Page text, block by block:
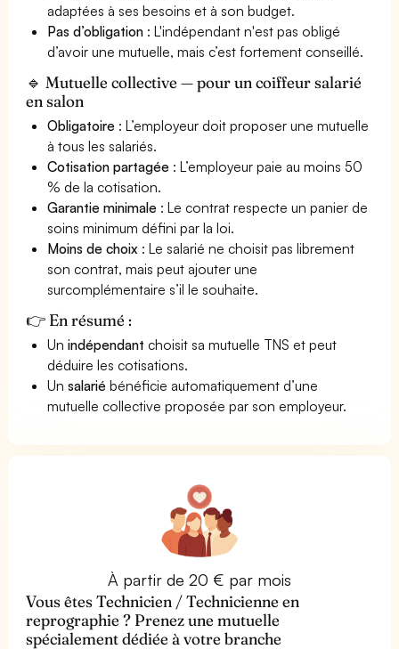
adaptées à ses besoins et à son budget.
Pas d’obligation : L'indépendant n'est pas obligé
d’avoir une mutuelle, mais c’est fortement conseillé.
🔹 Mutuelle collective — pour un coiffeur salarié
en salon
Obligatoire : L’employeur doit proposer une mutuelle
à tous les salariés.
Cotisation partagée : L’employeur paie au moins 50
% de la cotisation.
Garantie minimale : Le contrat respecte un panier de
soins minimum défini par la loi.
Moins de choix : Le salarié ne choisit pas librement
son contrat, mais peut ajouter une
surcomplémentaire s’il le souhaite.
👉 En résumé :
Unindépendant choisit sa mutuelle TNS et peut
déduire les cotisations.
Unsalarié bénéficie automatiquement d’une
mutuelle collective proposée par son employeur.
À partir de 20 € par mois
Vous êtes Technicien / Technicienne en
reprographie ? Prenez une mutuelle
spécialement dédiée à votre branche